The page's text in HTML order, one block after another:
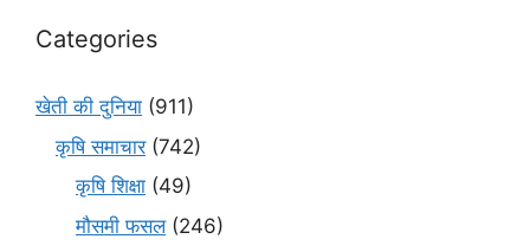
Categories
खेती की दुनिया (911)
कृषि समाचार(742)
कृषि शिक्षा (49)
मौसमी फसल(246)